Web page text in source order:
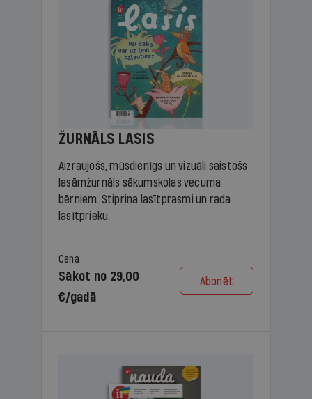
ŽURNĀLS LASIS
Aizraujošs, mūsdienīgs un vizuāli saistošs
lasāmžurnāls sākumskolas vecuma
bērniem. Stiprina lasītprasmi un rada
lasītprieku.
Cena
Sākot no 29,00
€/gadā
Abonēt